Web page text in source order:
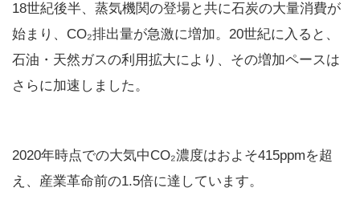
18世紀後半、蒸気機関の登場と共に石炭の大量消費が
始まり、CO₂排出量が急激に増加。20世紀に入ると、
石油・天然ガスの利用拡大により、その増加ペースは
さらに加速しました。
2020年時点での大気中CO₂濃度はおよそ415ppmを超
え、産業革命前の1.5倍に達しています。